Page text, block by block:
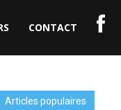
CONTACT
Articles populaires